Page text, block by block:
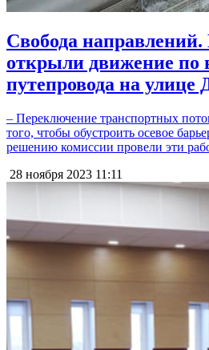
Свобода
открыли движение по
путепровода на улице
– Переключение транспортных
того, чтобы обустроить осевое
решению комиссии провели эти
28 ноября 2023 11:11